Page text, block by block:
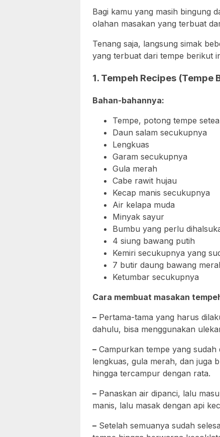
Bagi kamu yang masih bingung
olahan masakan yang terbuat
Tenang saja, langsung simak
yang terbuat dari tempe berikut
1. Tempeh Recipes (Tempe
Bahan-bahannya:
Tempe, potong tempe
Daun salam secukupnya
Lengkuas
Garam secukupnya
Gula merah
Cabe rawit hujau
Kecap manis secukupnya
Air kelapa muda
Minyak sayur
Bumbu yang perlu
4 siung bawang putih
Kemiri secukupnya yang
7 butir daung bawang
Ketumbar secukupnya
Cara membuat masakan
– Pertama-tama yang harus
dahulu, bisa menggunakan
– Campurkan tempe yang
lengkuas, gula merah, dan juga
hingga tercampur dengan rata.
– Panaskan air dipanci, lalu
manis, lalu masak dengan api
– Setelah semuanya sudah